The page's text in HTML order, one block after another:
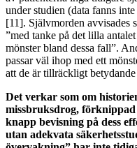
under studien (data fanns
[11]. Självmorden avvisades
”med tanke på det lilla
mönster bland dessa fall”.
passar väl ihop med ett
att de är tillräckligt
Det verkar som om
missbruksdrog, förknippad
knapp bevisning på dess
utan adekvata